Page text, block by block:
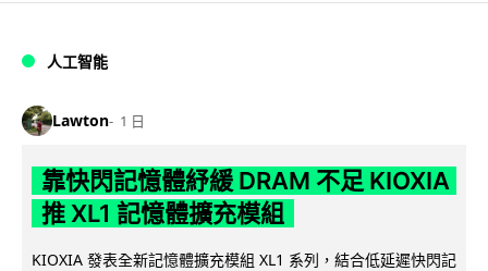
人工智能
Lawton 1 日
靠快閃記憶體紓緩 DRAM 不足 KIOXIA
推 XL1 記憶體擴充模組
KIOXIA 發表全新記憶體擴充模組 XL1 系列，結合低延遲快閃記